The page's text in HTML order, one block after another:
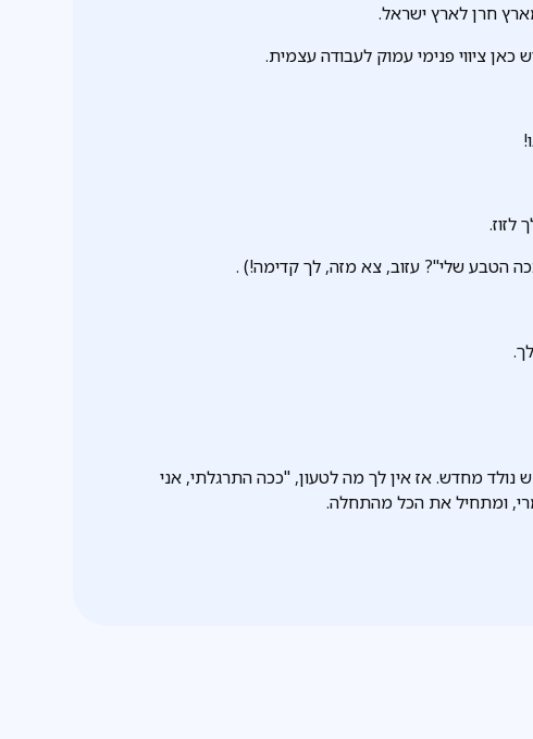
חרן לארץ ישראל.
ציווי פנימי עמוק לעבודה עצמית.
הטבע שלי"? עזוב, צא מזה, לך קדימה!) .
מחדש. אז אין לך מה לטעון, "ככה התרגלתי, אני
ומתחיל את הכל מהתחלה.